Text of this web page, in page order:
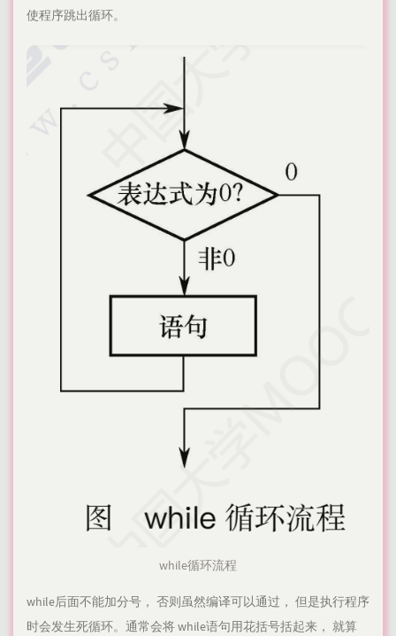
使程序跳出循环。
while循环流程
while后面不能加分号， 否则虽然编译可以通过， 但是执行程序
时会发生死循环。通常会将 while语句用花括号括起来， 就算